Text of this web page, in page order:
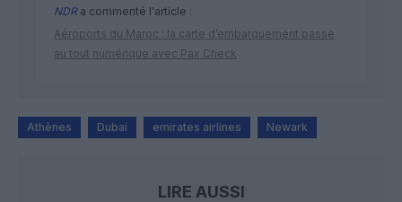
NDRa commenté l'article :
Aéroports du Maroc : la carte d’embarquement passe
au tout numérique avec Pax Check
Athènes Dubai emirates airlines Newark
LIRE AUSSI